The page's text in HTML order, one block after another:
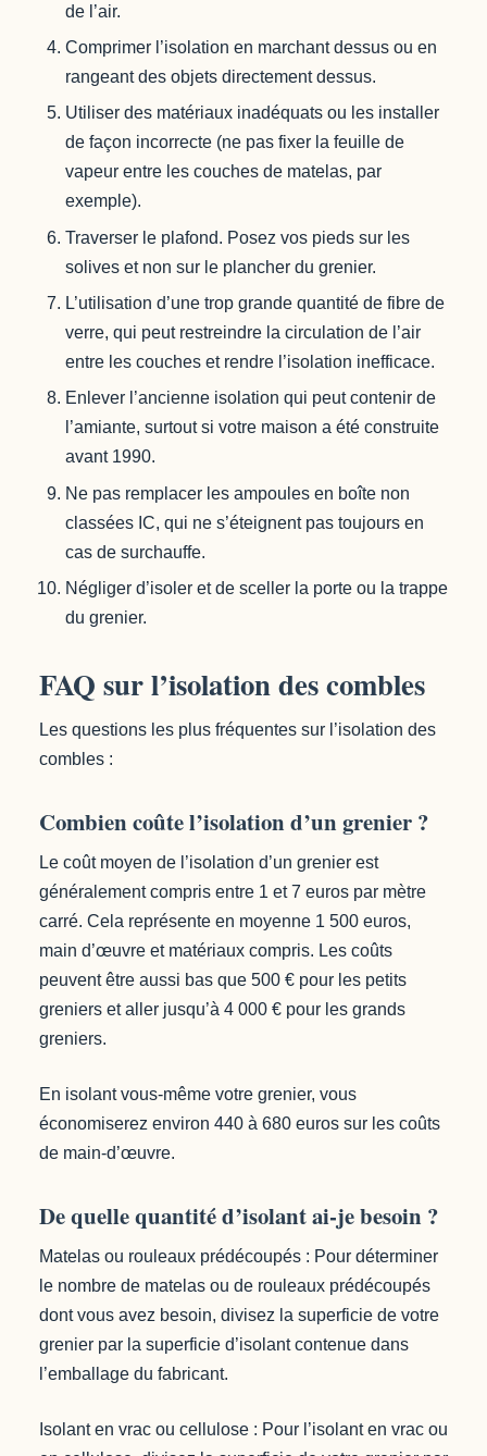
de l’air.
Comprimer l’isolation en marchant dessus ou en
rangeant des objets directement dessus.
Utiliser des matériaux inadéquats ou les installer
de façon incorrecte (ne pas fixer la feuille de
vapeur entre les couches de matelas, par
exemple).
Traverser le plafond. Posez vos pieds sur les
solives et non sur le plancher du grenier.
L’utilisation d’une trop grande quantité de fibre de
verre, qui peut restreindre la circulation de l’air
entre les couches et rendre l’isolation inefficace.
Enlever l’ancienne isolation qui peut contenir de
l’amiante, surtout si votre maison a été construite
avant 1990.
Ne pas remplacer les ampoules en boîte non
classées IC, qui ne s’éteignent pas toujours en
cas de surchauffe.
Négliger d’isoler et de sceller la porte ou la trappe
du grenier.
FAQ sur l’isolation des combles
Les questions les plus fréquentes sur l’isolation des
combles :
Combien coûte l’isolation d’un grenier ?
Le coût moyen de l’isolation d’un grenier est
généralement compris entre 1 et 7 euros par mètre
carré. Cela représente en moyenne 1 500 euros,
main d’œuvre et matériaux compris. Les coûts
peuvent être aussi bas que 500 € pour les petits
greniers et aller jusqu’à 4 000 € pour les grands
greniers.
En isolant vous-même votre grenier, vous
économiserez environ 440 à 680 euros sur les coûts
de main-d’œuvre.
De quelle quantité d’isolant ai-je besoin ?
Matelas ou rouleaux prédécoupés : Pour déterminer
le nombre de matelas ou de rouleaux prédécoupés
dont vous avez besoin, divisez la superficie de votre
grenier par la superficie d’isolant contenue dans
l’emballage du fabricant.
Isolant en vrac ou cellulose : Pour l’isolant en vrac ou